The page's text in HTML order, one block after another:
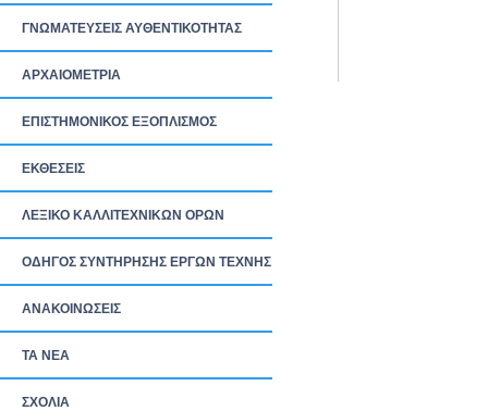
ΓΝΩΜΑΤΕΥΣΕΙΣ ΑΥΘΕΝΤΙΚΟΤΗΤΑΣ
ΑΡΧΑΙΟΜΕΤΡΙΑ
ΕΠΙΣΤΗΜΟΝΙΚΟΣ ΕΞΟΠΛΙΣΜΟΣ
ΕΚΘΕΣΕΙΣ
ΛΕΞΙΚΟ ΚΑΛΛΙΤΕΧΝΙΚΩΝ ΟΡΩΝ
ΟΔΗΓΟΣ ΣΥΝΤΗΡΗΣΗΣ ΕΡΓΩΝ ΤΕΧΝΗΣ
ΑΝΑΚΟΙΝΩΣΕΙΣ
ΤΑ ΝEΑ
ΣΧΟΛΙΑ